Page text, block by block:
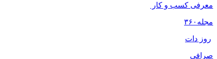
معرفی کسب و کار
مجله ۳۶۰
روز دات
صرافی